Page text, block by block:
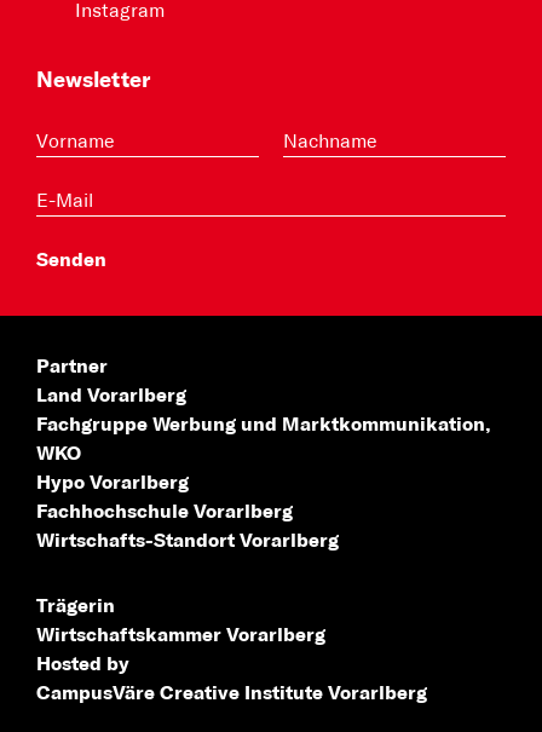
Instagram
Newsletter
Partner
Land Vorarlberg
Fachgruppe Werbung und Marktkommunikation,
WKO
Hypo Vorarlberg
Fachhochschule Vorarlberg
Wirtschafts-Standort Vorarlberg
Trägerin
Wirtschaftskammer Vorarlberg
Hosted by
CampusVäre Creative Institute Vorarlberg